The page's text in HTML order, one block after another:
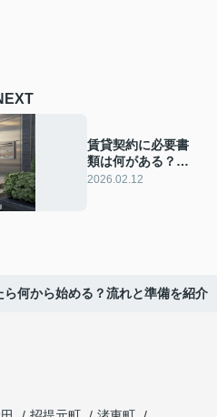
賃貸契約に必要書
類は何がある？手
続きの流れや準備
2026.02.12
何から始める？流れと準備を紹介